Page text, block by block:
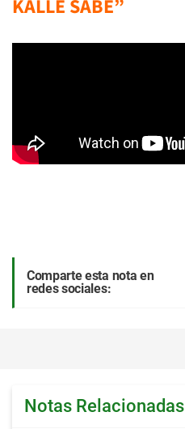
KALLE SABE”
Comparte esta nota en
redes sociales:
Notas Relacionadas